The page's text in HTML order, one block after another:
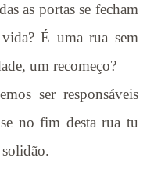
as portas se fecham
É uma rua sem
um recomeço?
ser responsáveis
no fim desta rua tu
solidão.